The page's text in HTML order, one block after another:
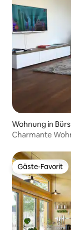
Wohnung in
Charmante
Gäste-Favorit
Gäste-Favorit